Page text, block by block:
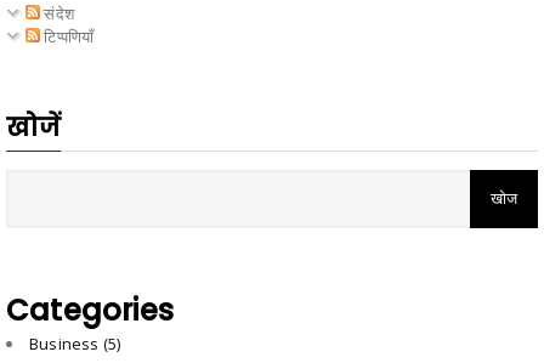
संदेश
टिप्पणियाँ
खोजें
Categories
Business (5)